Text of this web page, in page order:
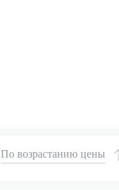
По возрастанию цены